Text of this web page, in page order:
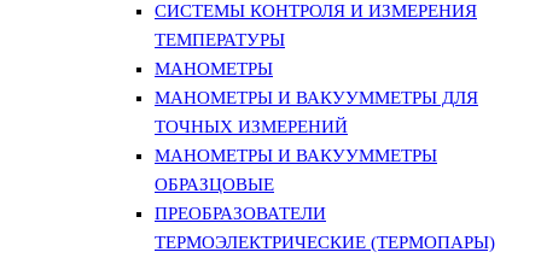
СИСТЕМЫ КОНТРОЛЯ И ИЗМЕРЕНИЯ
ТЕМПЕРАТУРЫ
МАНОМЕТРЫ
МАНОМЕТРЫ И ВАКУУММЕТРЫ ДЛЯ
ТОЧНЫХ ИЗМЕРЕНИЙ
МАНОМЕТРЫ И ВАКУУММЕТРЫ
ОБРАЗЦОВЫЕ
ПРЕОБРАЗОВАТЕЛИ
ТЕРМОЭЛЕКТРИЧЕСКИЕ (ТЕРМОПАРЫ)